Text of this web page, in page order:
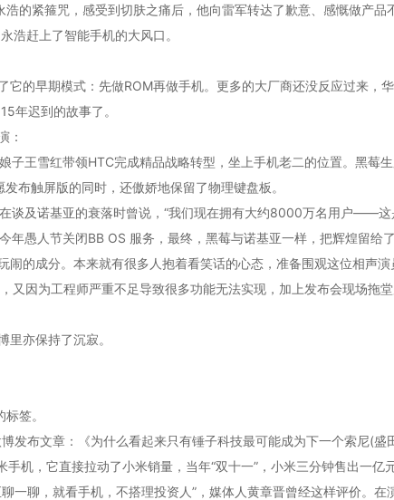
的紧箍咒，感受到切肤之痛后，他向雷军转达了歉意、感慨做产品
浩赶上了智能手机的大风口。
的早期模式：先做ROM再做手机。更多的大厂商还没反应过来，
年迟到的故事了。
：
子王雪红带领HTC完成精品战略转型，坐上手机老二的位置。黑莓
布触屏版的同时，还傲娇地保留了物理键盘板。
谈及诺基亚的衰落时曾说，“我们现在拥有大约8000万名用户——
愚人节关闭BB OS 服务，最终，黑莓与诺基亚一样，把辉煌留给了
闹的成分。本来就有很多人抱着看笑话的心态，准备围观这位相声
又因为工程师严重不足导致很多功能无法实现，加上发布会现场拖
亦保持了沉寂。
签。
发布文章：《为什么看起来只有锤子科技最可能成为下一个索尼(
机，它直接拉动了小米销量，当年“双十一”，小米三分钟售出一亿元
一聊，就看手机，不搭理投资人”，媒体人黄章晋曾经这样评价。